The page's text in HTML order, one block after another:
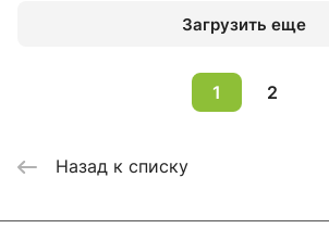
Загрузить еще
1 2
Назад к списку